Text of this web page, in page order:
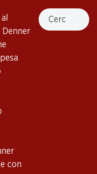
Denner
con
Cercare